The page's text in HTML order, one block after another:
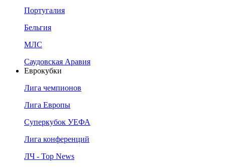
Португалия
Бельгия
МЛС
Саудовская Аравия
Еврокубки
Лига чемпионов
Лига Европы
Суперкубок УЕФА
Лига конференций
ЛЧ - Top News